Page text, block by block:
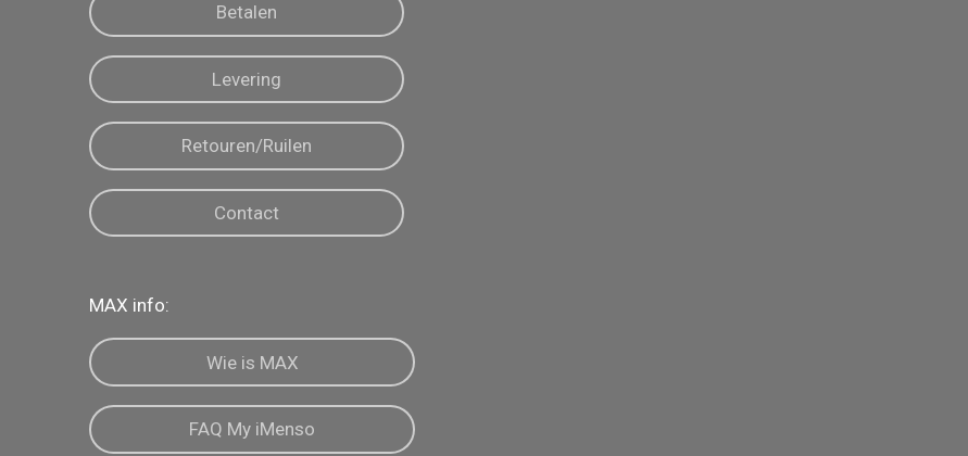
Betalen
Levering
Retouren/Ruilen
Contact
MAX info:
Wie is MAX
FAQ My iMenso